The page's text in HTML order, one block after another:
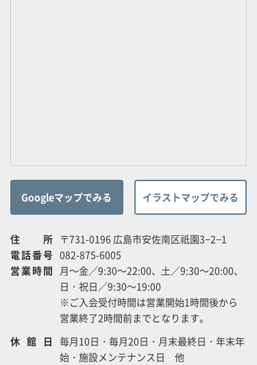
Googleマップでみる イラストマップでみる
住所 〒731-0196 広島市安佐南区祇園3−2−1
電話番号 082-875-6005
営業時間
月～金／9:30～22:00、土／9:30～20:00、
日・祝日／9:30～19:00
※ご入会受付時間は営業開始1時間後から
営業終了2時間前までとなります。
休館日 毎月10日・毎月20日・月末最終日・年末年
始・施設メンテナンス日 他